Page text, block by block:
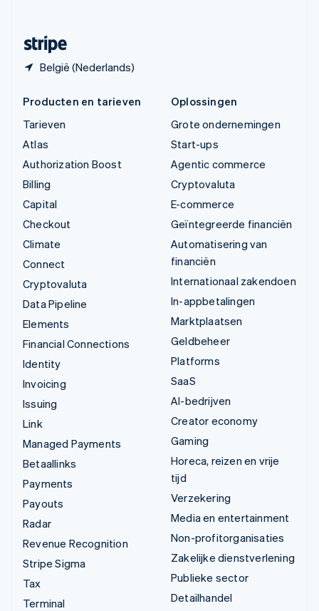
België (Nederlands)
Producten en tarieven
Tarieven
Atlas
Authorization Boost
Billing
Capital
Checkout
Climate
Connect
Cryptovaluta
Data Pipeline
Elements
Financial Connections
Identity
Invoicing
Issuing
Link
Managed Payments
Betaallinks
Payments
Payouts
Radar
Revenue Recognition
Stripe Sigma
Tax
Terminal
Oplossingen
Grote ondernemingen
Start-ups
Agentic commerce
Cryptovaluta
E-commerce
Geïntegreerde financiën
Automatisering van
financiën
Internationaal zakendoen
In-appbetalingen
Marktplaatsen
Geldbeheer
Platforms
SaaS
AI-bedrijven
Creator economy
Gaming
Horeca, reizen en vrije
tijd
Verzekering
Media en entertainment
Non-profitorganisaties
Zakelijke dienstverlening
Publieke sector
Detailhandel